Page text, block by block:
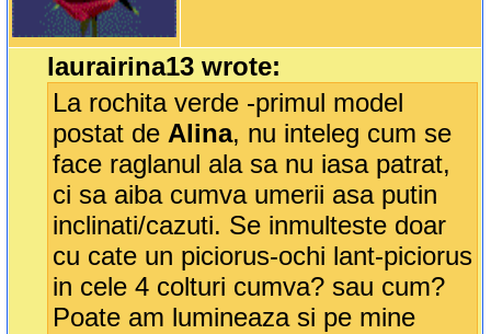
laurairina13 wrote:
La rochita verde -primul model
postat de Alina, nu inteleg cum se
face raglanul ala sa nu iasa patrat,
ci sa aiba cumva umerii asa putin
inclinati/cazuti. Se inmulteste doar
cu cate un piciorus-ochi lant-piciorus
in cele 4 colturi cumva? sau cum?
Poate am lumineaza si pe mine